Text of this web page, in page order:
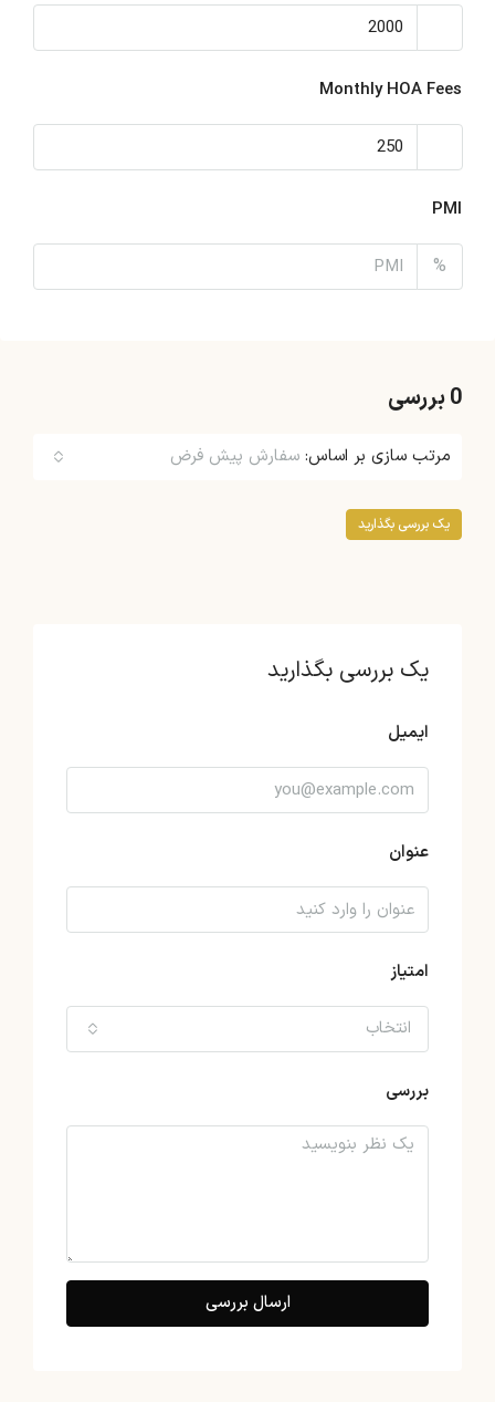
Monthly HOA Fees
PMI
%
0 بررسی
مرتب سازی بر اساس: سفارش پیش فرض
یک بررسی بگذارید
یک بررسی بگذارید
ایمیل
عنوان
امتیاز
انتخاب
بررسی
ارسال بررسی